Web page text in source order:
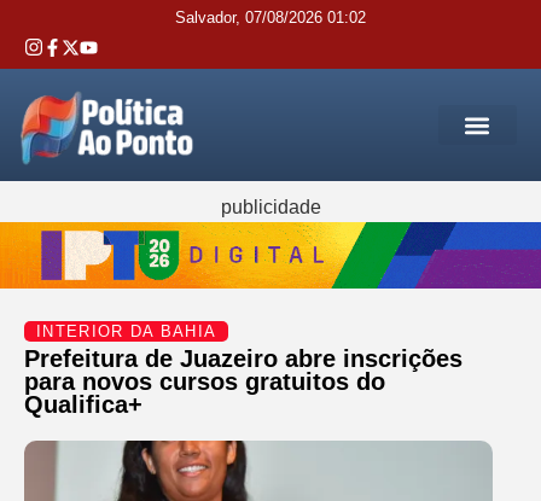
Salvador, 07/08/2026 01:02
publicidade
INTERIOR DA BAHIA
Prefeitura de Juazeiro abre inscrições
para novos cursos gratuitos do
Qualifica+